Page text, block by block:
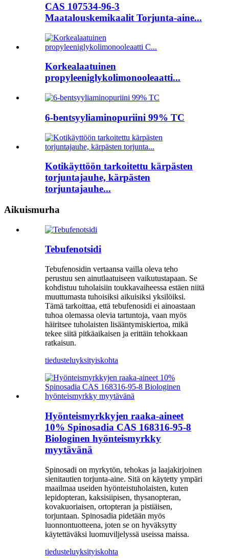
CAS 107534-96-3
Maatalouskemikaalit Torjunta-aine...
Korkealaatuinen
propyleeniglykolimonooleaatti...
6-bentsyyliaminopuriini 99% TC
Kotikäyttöön tarkoitettu kärpästen
torjuntajauhe, kärpästen
torjuntajauhe...
Aikuismurha
Tebufenotsidi
Tebufenosidin vertaansa vailla oleva teho
perustuu sen ainutlaatuiseen vaikutustapaan. Se
kohdistuu tuholaisiin toukkavaiheessa estäen niitä
muuttumasta tuhoisiksi aikuisiksi yksilöiksi.
Tämä tarkoittaa, että tebufenosidi ei ainoastaan ​​
tuhoa olemassa olevia tartuntoja, vaan myös
häiritsee tuholaisten lisääntymiskiertoa, mikä
tekee siitä pitkäaikaisen ja erittäin tehokkaan
ratkaisun.
tiedusteluyksityiskohta
Hyönteismyrkkyjen raaka-aineet
10% Spinosadia CAS 168316-95-8
Biologinen hyönteismyrkky
myytävänä
Spinosadi on myrkytön, tehokas ja laajakirjoinen
sienitautien torjunta-aine. Sitä on käytetty ympäri
maailmaa useiden hyönteistuholaisten, kuten
lepidopteran, kaksisiipisen, thysanopteran,
kovakuoriaisen, ortopteran ja pistiäisen,
torjuntaan. Spinosadia pidetään myös
luonnontuotteena, joten se on hyväksytty
käytettäväksi luomuviljelyssä useissa maissa.
tiedusteluyksityiskohta